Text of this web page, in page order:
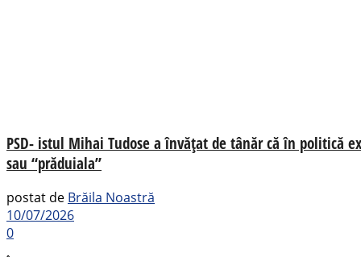
PSD- istul Mihai Tudose a învățat de tânăr că în
sau “prăduiala”
postat de Brăila Noastră
10/07/2026
0